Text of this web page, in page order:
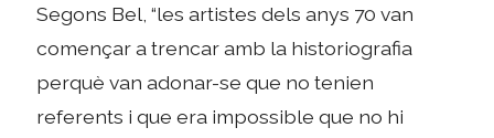
Segons Bel, “les artistes dels anys 70 van
començar a trencar amb la historiografia
perquè van adonar-se que no tenien
referents i que era impossible que no hi